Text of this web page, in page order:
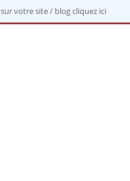
sur votre site / blog cliquez ici